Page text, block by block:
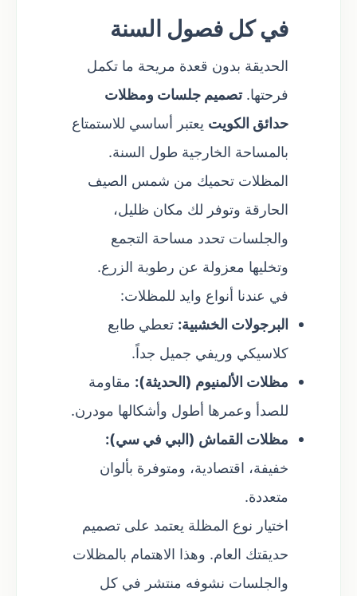
في كل فصول السنة
الحديقة بدون قعدة مريحة ما تكمل
فرحتها.تصميم جلسات ومظلات
حدائق الكويت يعتبر أساسي للاستمتاع
بالمساحة الخارجية طول السنة.
المظلات تحميك من شمس الصيف
الحارقة وتوفر لك مكان ظليل،
والجلسات تحدد مساحة التجمع
وتخليها معزولة عن رطوبة الزرع.
في عندنا أنواع وايد للمظلات:
البرجولات الخشبية: تعطي طابع
كلاسيكي وريفي جميل جداً.
مظلات الألمنيوم (الحديثة): مقاومة
للصدأ وعمرها أطول وأشكالها مودرن.
مظلات القماش (البي في سي):
خفيفة، اقتصادية، ومتوفرة بألوان
متعددة.
اختيار نوع المظلة يعتمد على تصميم
حديقتك العام. وهذا الاهتمام بالمظلات
والجلسات نشوفه منتشر في كل